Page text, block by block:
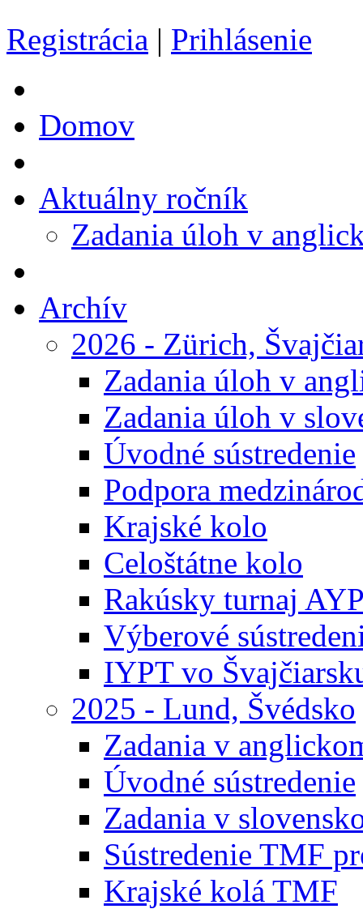
Registrácia | Prihlásenie
Domov
Aktuálny ročník
Zadania úloh v
Archív
2026 - Zürich,
Zadania úloh v
Zadania úloh v
Úvodné sústredenie
Podpora
Krajské kolo
Celoštátne kolo
Rakúsky turnaj
Výberové
IYPT vo
2025 - Lund, Švédsko
Zadania v
Úvodné sústredenie
Zadania v
Sústredenie TMF
Krajské kolá TMF